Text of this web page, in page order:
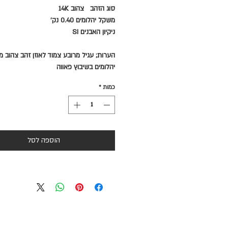
סוג הזהב צהוב 14K
משקל יהלומים 0.40 נק'
ניקיון האבנים SI
הערות; עגיל מרובע צמוד לאוזן זהב צהוב
יהלומים בשיבוץ פאווה
כמות *
הוספה לסל